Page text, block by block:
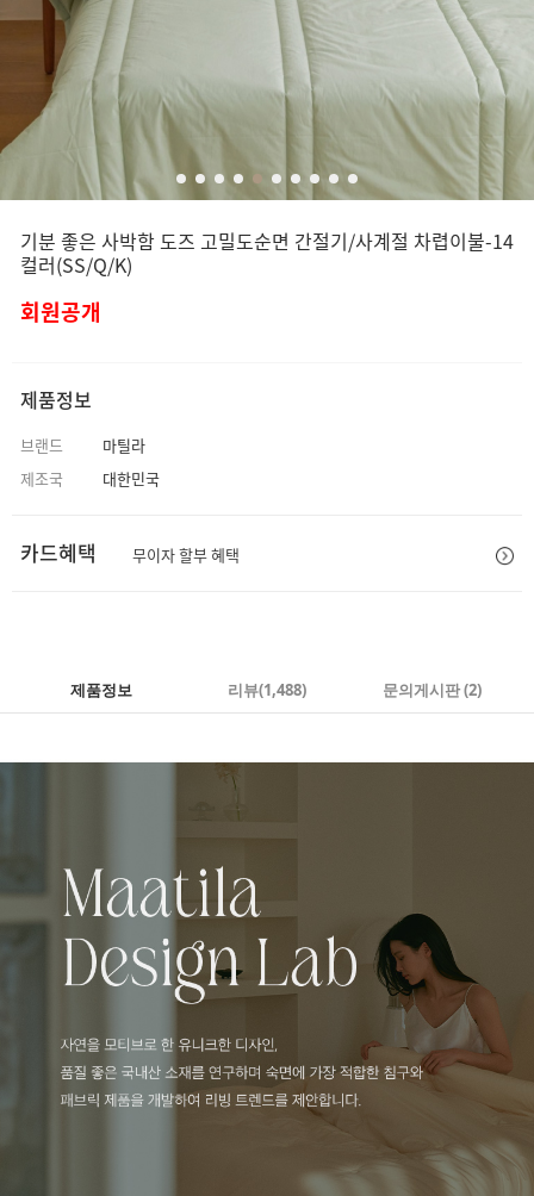
기분 좋은 사박함 도즈 고밀도순면 간절기/사계절 차렵이불-14
컬러(SS/Q/K)
회원공개
제품정보
브랜드
마틸라
제조국
대한민국
카드혜택 무이자 할부 혜택
제품정보 리뷰(1,488) 문의게시판 (2)